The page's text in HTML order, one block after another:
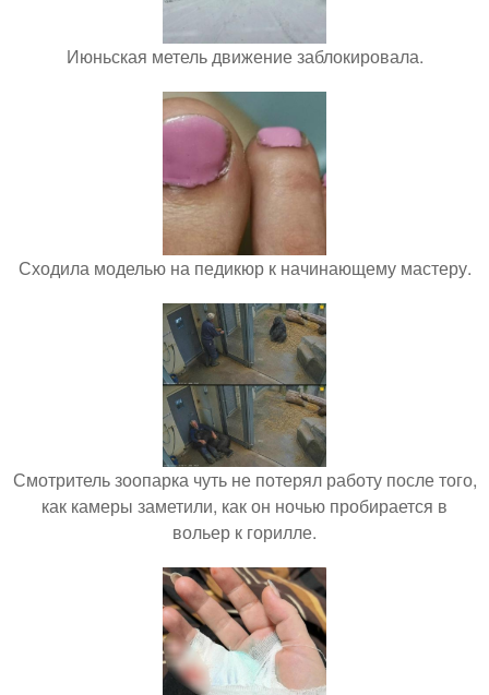
Июньская метель движение заблокировала.
Сходила моделью на педикюр к начинающему мастеру.
Смотритель зоопарка чуть не потерял работу после того,
как камеры заметили, как он ночью пробирается в
вольер к горилле.